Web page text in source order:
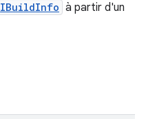
IBuildInfo à partir d'un